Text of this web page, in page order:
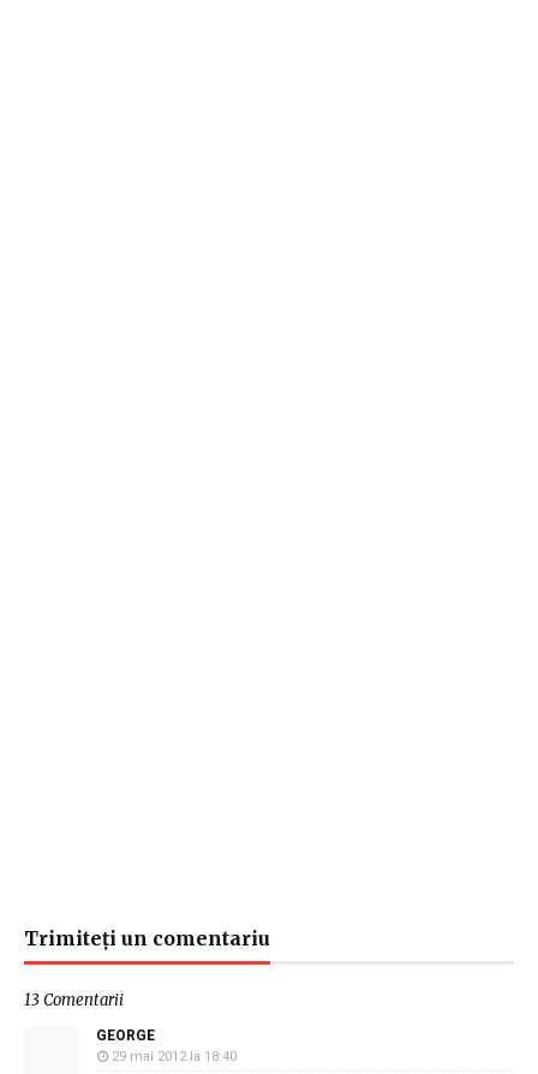
Trimiteți un comentariu
13 Comentarii
GEORGE
29 mai 2012 la 18:40